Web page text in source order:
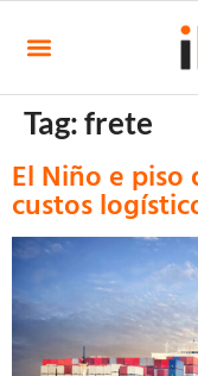
Tag:frete
El Niño e
custos